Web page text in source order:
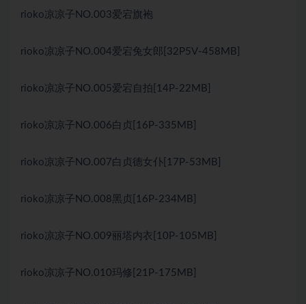
rioko凉凉子NO.003爱宕旗袍
rioko凉凉子NO.004爱宕兔女郎[32P5V-458MB]
rioko凉凉子NO.005爱宕自拍[14P-22MB]
rioko凉凉子NO.006白贞[16P-335MB]
rioko凉凉子NO.007白贞德女仆[17P-53MB]
rioko凉凉子NO.008黑贞[16P-234MB]
rioko凉凉子NO.009丽塔内衣[10P-105MB]
rioko凉凉子NO.010玛修[21P-175MB]